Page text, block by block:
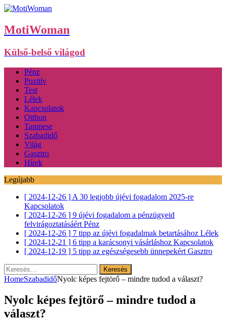
MotiWoman
Külső-belső világod
Pénz
Pozitív
Test
Lélek
Kapcsolatok
Otthon
Tanmese
Szabadidő
Világ
Gasztro
Hírek
Legújabb
[ 2024-12-26 ] A 30 legjobb újévi fogadalom 2025-re
Kapcsolatok
[ 2024-12-26 ] 9 újévi fogadalom a pénzügyeid
felvirágoztatásáért Pénz
[ 2024-12-26 ] 7 tipp az újévi fogadalmak betartásához Lélek
[ 2024-12-21 ] 6 tipp a karácsonyi vásárláshoz Kapcsolatok
[ 2024-12-19 ] 5 tipp az egészségesebb ünnepekért Gasztro
Keresés:
HomeSzabadidőNyolc képes fejtörő – mindre tudod a választ?
Nyolc képes fejtörő – mindre tudod a
választ?